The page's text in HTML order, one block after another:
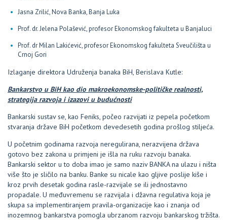
Jasna Zrilić, Nova Banka, Banja Luka
Prof. dr. Jelena Polašević, profesor Ekonomskog fakulteta u Banjaluci
Prof. dr Milan Lakićević, profesor Ekonomskog fakulteta Sveučilišta u
Crnoj Gori
Izlaganje direktora Udruženja banaka BiH, Berislava Kutle:
Bankarstvo u BiH kao dio makroekonomske-političke realnosti,
strategija razvoja i izazovi u budućnosti
Bankarski sustav se, kao Feniks, počeo razvijati iz pepela početkom
stvaranja države BiH početkom devedesetih godina prošlog stiljeća.
U početnim godinama razvoja neregulirana, nerazvijena država
gotovo bez zakona u primjeni je išla na ruku razvoju banaka.
Bankarski sektor u to doba imao je samo naziv BANKA na ulazu i ništa
više što je sličilo na banku. Banke su nicale kao gljive poslije kiše i
kroz prvih desetak godina rasle-razvijale se ili jednostavno
propadale. U međuvremenu se razvijala i džavna regulativa koja je
skupa sa implementiranjem pravila-organizacije kao i znanja od
inozemnog bankarstva pomogla ubrzanom razvoju bankarskog tržišta.